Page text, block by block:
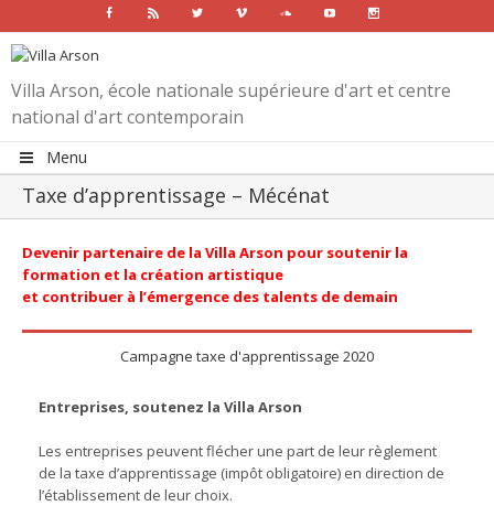
Facebook Rss Twitter Vimeo SoundcloudYoutube
Villa Arson, école nationale supérieure d'art et centre
national d'art contemporain
Menu
Taxe d’apprentissage – Mécénat
Devenir partenaire de la Villa Arson pour soutenir la
formation et la création artistique
et contribuer à l’émergence des talents de demain
Campagne taxe d'apprentissage 2020
Entreprises, soutenez la Villa Arson
Les entreprises peuvent flécher une part de leur règlement
de la taxe d’apprentissage (impôt obligatoire) en direction de
l’établissement de leur choix.